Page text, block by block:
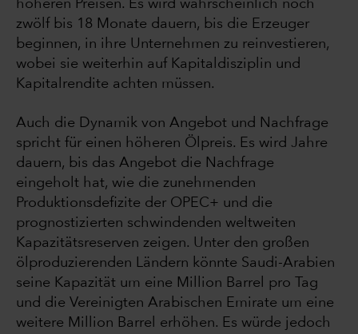
höheren Preisen. Es wird wahrscheinlich noch
zwölf bis 18 Monate dauern, bis die Erzeuger
beginnen, in ihre Unternehmen zu reinvestieren,
wobei sie weiterhin auf Kapitaldisziplin und
Kapitalrendite achten müssen.
Auch die Dynamik von Angebot und Nachfrage
spricht für einen höheren Ölpreis. Es wird Jahre
dauern, bis das Angebot die Nachfrage
eingeholt hat, wie die zunehmenden
Produktionsdefizite der OPEC+ und die
prognostizierten schwindenden weltweiten
Kapazitätsreserven zeigen. Unter den großen
ölproduzierenden Ländern könnte Saudi-Arabien
seine Kapazität um eine Million Barrel pro Tag
und die Vereinigten Arabischen Emirate um eine
weitere Million Barrel erhöhen. Es würde jedoch